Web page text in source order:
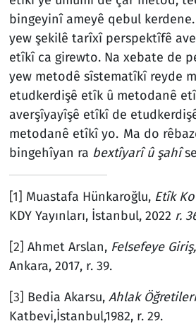
bingeyinî ameyê qebul
yew şekilê tarîxî perspektîfê
etîkî ca girewto. Na xebate de
yew metodê sîstematîkî reyde
etudkerdişê etîk û metodanê
averşîyayîşê etîkî de
metodanê etîkî yo. Ma do
bingehîyan ra bextîyarî û şahî
[1] Muastafa Hünkaroğlu, Etîk
KDY Yayınları, İstanbul, 2022 r.
[2] Ahmet Arslan, Felsefeye Giriş,
Ankara, 2017, r. 39.
[3] Bedia Akarsu, Ahlak Öğretileri
Katbevi,İstanbul,1982, r. 29.